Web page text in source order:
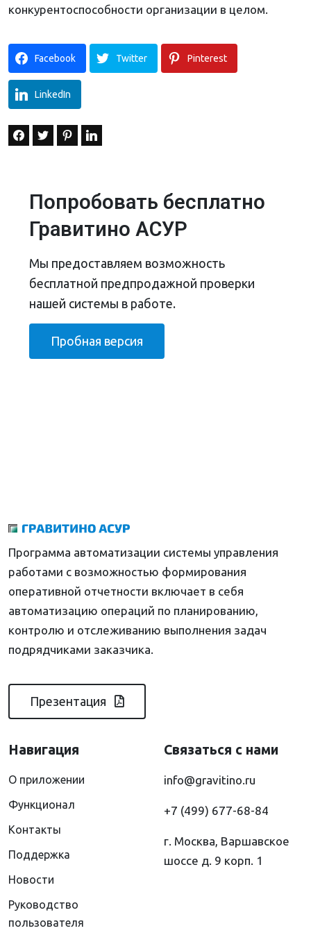
конкурентоспособности организации в целом.
Facebook Twitter Pinterest
LinkedIn
Попробовать бесплатно
Гравитино АСУР
Мы предоставляем возможность
бесплатной предпродажной проверки
нашей системы в работе.
Пробная версия
Программа автоматизации системы управления
работами с возможностью формирования
оперативной отчетности включает в себя
автоматизацию операций по планированию,
контролю и отслеживанию выполнения задач
подрядчиками заказчика.
Презентация
Навигация
О приложении
Функционал
Контакты
Поддержка
Новости
Руководство
пользователя
Связаться с нами
info@gravitino.ru
+7 (499) 677-68-84
г. Москва, Варшавское
шоссе д. 9 корп. 1